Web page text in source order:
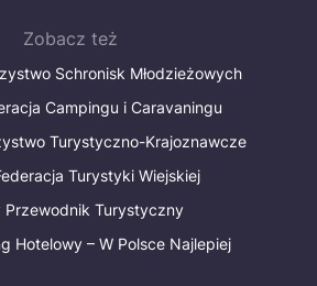
Zobacz też
Schronisk Młodzieżowych
Campingu i Caravaningu
Turystyczno-Krajoznawcze
Turystyki Wiejskiej
Przewodnik Turystyczny
Hotelowy – W Polsce Najlepiej